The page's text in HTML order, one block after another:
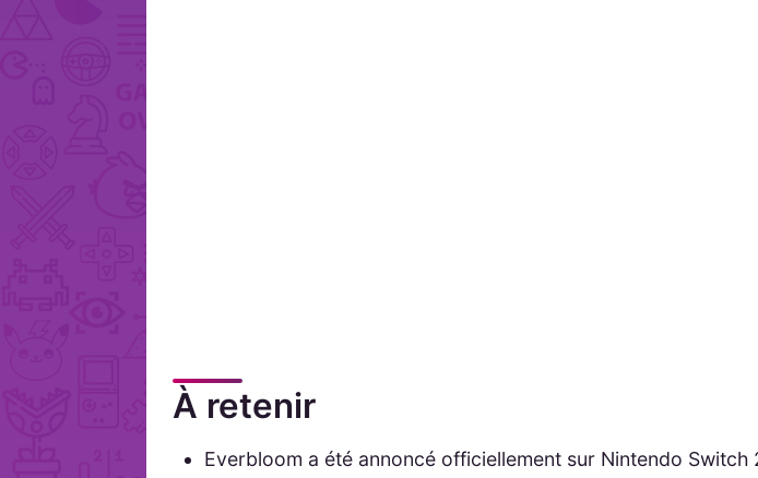
À retenir
Everbloom a été annoncé officiellement sur Nintendo Switch